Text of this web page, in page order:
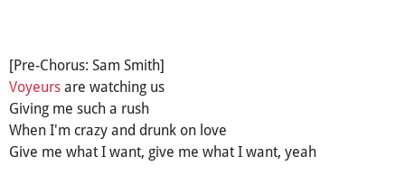
[Pre-Chorus: Sam Smith]
Voyeurs are watching us
Giving me such a rush
When I'm crazy and drunk on love
Give me what I want, give me what I want, yeah